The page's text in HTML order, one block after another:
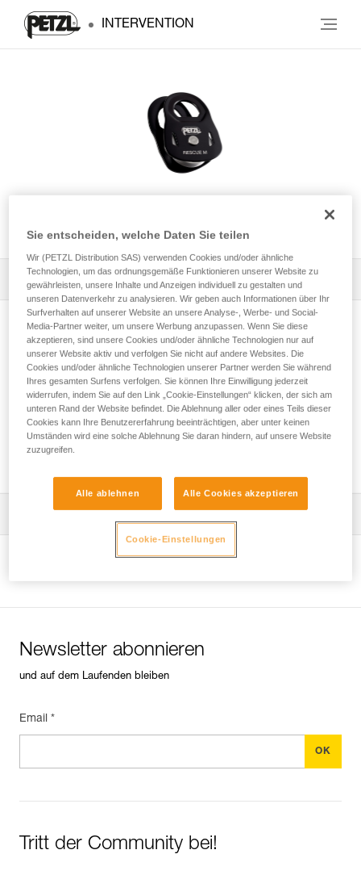
INTERVENTION
Alle technischen Anwendungen 1
Effizienztests und Wirkungsgrad von
Flaschenzügen mit MAESTRO, I’D S, PRO
TRAXION, ROLLCLIP usw.
Die Gebrauchsanleitung herunterladen
Newsletter abonnieren
und auf dem Laufenden bleiben
Email *
Tritt der Community bei!
Sie entscheiden, welche Daten Sie teilen
Wir (PETZL Distribution SAS) verwenden Cookies und/oder ähnliche
Technologien, um das ordnungsgemäße Funktionieren unserer Website zu
gewährleisten, unsere Inhalte und Anzeigen individuell zu gestalten und
unseren Datenverkehr zu analysieren. Wir geben auch Informationen über Ihr
Surfverhalten auf unserer Website an unsere Analyse-, Werbe- und Social-
Media-Partner weiter, um unsere Werbung anzupassen. Wenn Sie diese
akzeptieren, sind unsere Cookies und/oder ähnliche Technologien nur auf
unserer Website aktiv und verfolgen Sie nicht auf andere Websites. Die
Cookies und/oder ähnliche Technologien unserer Partner werden Sie während
Ihres gesamten Surfens verfolgen. Sie können Ihre Einwilligung jederzeit
widerrufen, indem Sie auf den Link „Cookie-Einstellungen“ klicken, der sich am
unteren Rand der Website befindet. Die Ablehnung aller oder eines Teils dieser
Cookies kann Ihre Benutzererfahrung beeinträchtigen, aber unter keinen
Umständen wird eine solche Ablehnung Sie daran hindern, auf unsere Website
zuzugreifen.
Alle ablehnen Alle Cookies akzeptieren
Cookie-Einstellungen